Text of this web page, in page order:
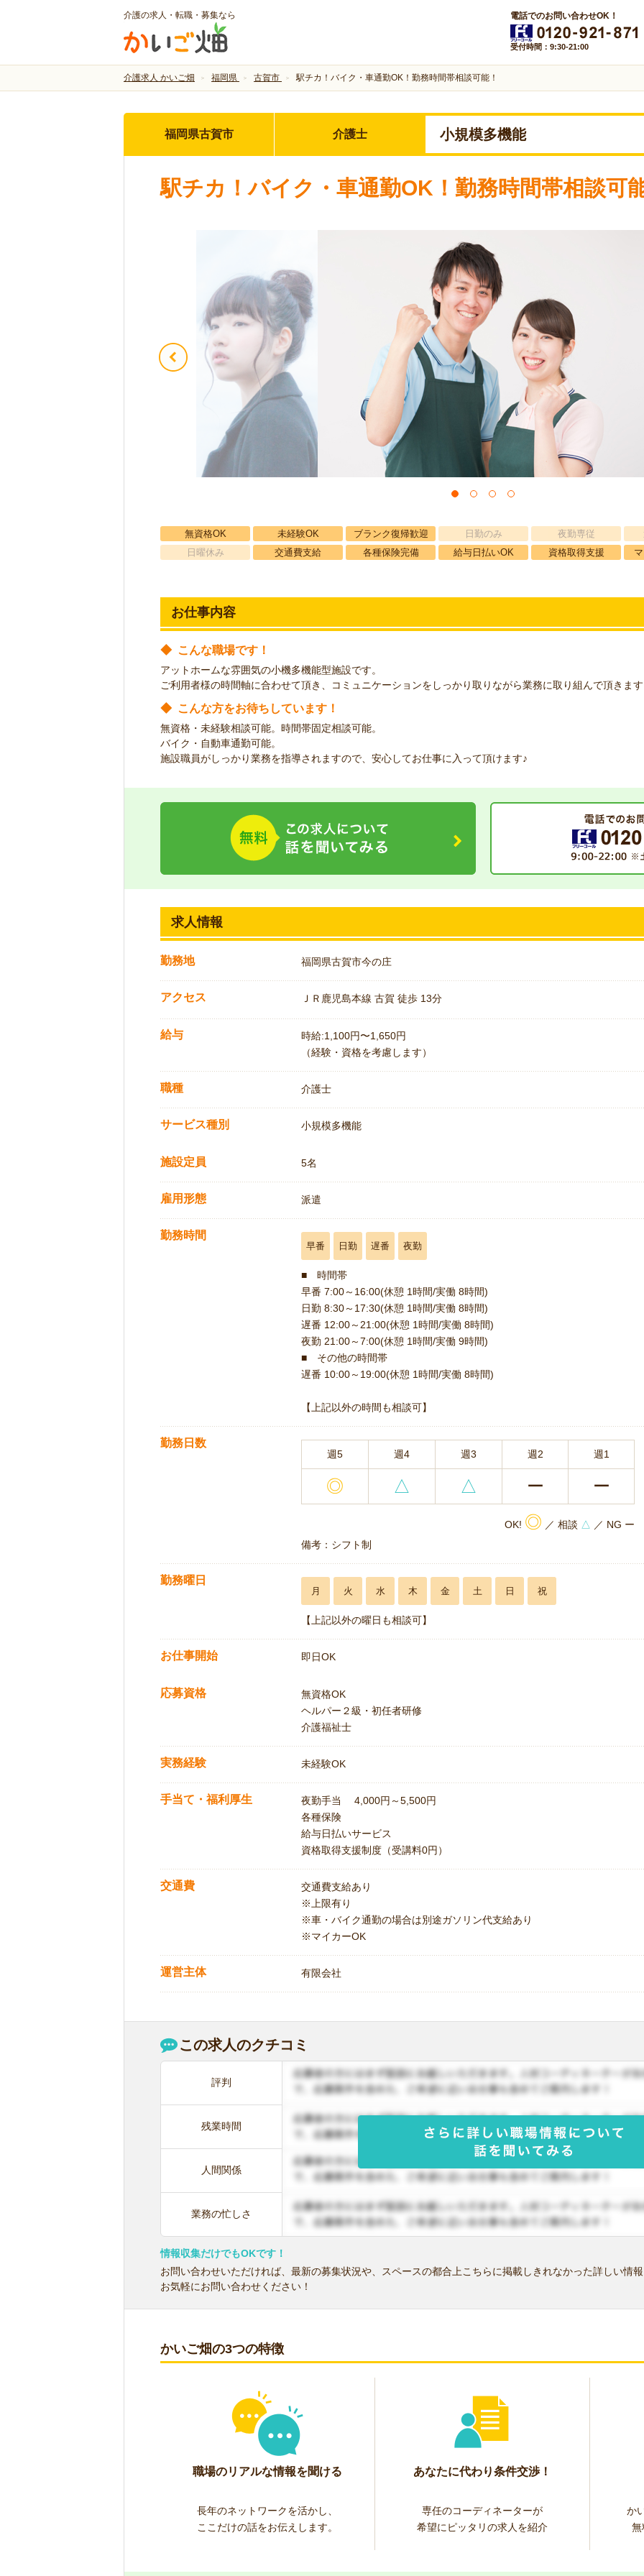
介護の求人・転職・募集なら 電話でのお問い合わせOK！
受付時間：9:30-21:00
介護求人 かいご畑 福岡県 古賀市 駅チカ！バイク・車通勤OK！勤務時間帯相談可能！
福岡県古賀市 介護士 小規模多機能
駅チカ！バイク・車通勤OK！勤務時間帯相談可
無資格OK 未経験OK ブランク復帰歓迎 日勤のみ 夜勤専従
日曜休み
交通費支給 各種保険完備 給与日払いOK 資格取得支援
お仕事内容
◆ こんな職場です！
アットホームな雰囲気の小機多機能型施設です。
ご利用者様の時間軸に合わせて頂き、コミュニケーションをしっかり取りながら業務に取り組んで頂きま
◆ こんな方をお待ちしています！
無資格・未経験相談可能。時間帯固定相談可能。
バイク・自動車通勤可能。
施設職員がしっかり業務を指導されますので、安心してお仕事に入って頂けます♪
求人情報
勤務地 福岡県古賀市今の庄
アクセス ＪＲ鹿児島本線 古賀 徒歩 13分
給与
時給:1,100円〜1,650円
（経験・資格を考慮します）
職種 介護士
サービス種別 小規模多機能
施設定員 5名
雇用形態 派遣
勤務時間
早番 日勤 遅番 夜勤
■ 時間帯
早番 7:00～16:00(休憩 1時間/実働 8時間)
日勤 8:30～17:30(休憩 1時間/実働 8時間)
遅番 12:00～21:00(休憩 1時間/実働 8時間)
夜勤 21:00～7:00(休憩 1時間/実働 9時間)
■ その他の時間帯
遅番 10:00～19:00(休憩 1時間/実働 8時間)
【上記以外の時間も相談可】
勤務日数
週5 週4 週3 週2 週1
◎ △ △ ー ー
OK! ◎ ／ 相談 △ ／ NG ー
備考：シフト制
勤務曜日
月 火 水 木 金 土 日 祝
【上記以外の曜日も相談可】
お仕事開始 即日OK
応募資格
無資格OK
ヘルパー２級・初任者研修
介護福祉士
実務経験 未経験OK
手当て・福利厚生
夜勤手当 4,000円～5,500円
各種保険
給与日払いサービス
資格取得支援制度（受講料0円）
交通費
交通費支給あり
※上限有り
※車・バイク通勤の場合は別途ガソリン代支給あり
※マイカーOK
運営主体 有限会社
この求人のクチコミ
評判
残業時間
人間関係
業務の忙しさ
情報収集だけでもOKです！
お問い合わせいただければ、最新の募集状況や、スペースの都合上こちらに掲載しきれなかった詳しい情
お気軽にお問い合わせください！
かいご畑の3つの特徴
職場のリアルな情報を聞ける
長年のネットワークを活かし、
ここだけの話をお伝えします。
あなたに代わり条件交渉！
専任のコーディネーターが
希望にピッタリの求人を紹介
か
無